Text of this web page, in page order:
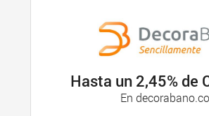
Hasta un 2,45% de
En